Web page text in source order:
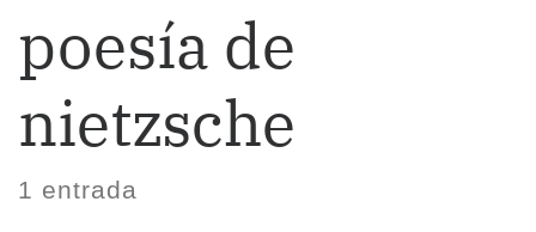
poesía de
nietzsche
1 entrada